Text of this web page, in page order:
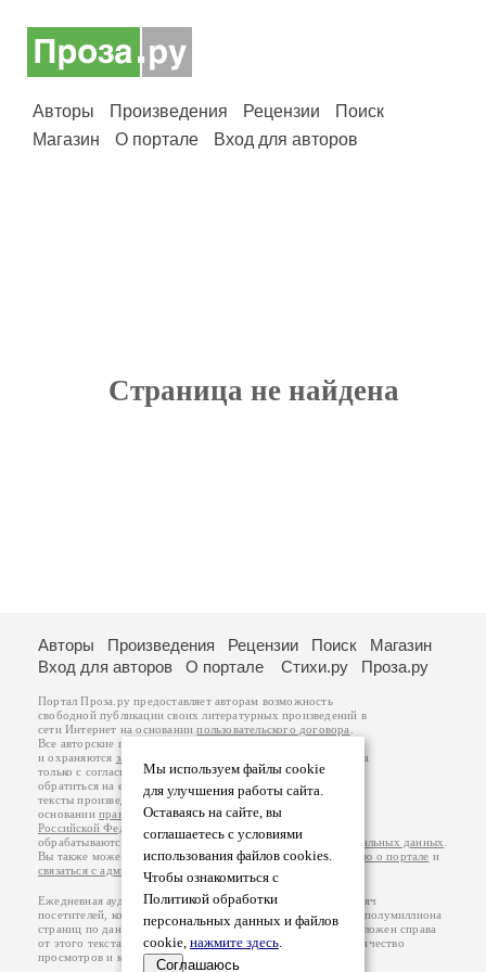
Авторы Произведения Рецензии
Поиск
Магазин
О портале Вход для авторов
Страница не найдена
Мы используем файлы cookie
для улучшения работы сайта.
Оставаясь на сайте, вы
соглашаетесь с условиями
использования файлов cookies.
Чтобы ознакомиться с
Политикой обработки
персональных данных и файлов
cookie, нажмите здесь.
Соглашаюсь
Авторы Произведения Рецензии Поиск
Магазин
Вход для авторов
О портале Стихи.ру Проза.ру
Портал Проза.ру предоставляет авторам возможность
свободной публикации своих литературных произведений в
сети Интернет на основаниипользовательского договора
Все авторские права на произведения принадлежат авторам
и охраняются законом
. Перепечатка произведений возможна
только с согласия его автора, к которому вы можете
обратиться на его авторской странице. Ответственность за
тексты произведений авторы несут самостоятельно на
основанииправил публикацииизаконодательства
Российской Федерации
обрабатываются на основанииПолитики обработки персональных данных
Вы также можете посмотреть более подробнуюинформацию о портале и
связаться с администрацией
Ежедневная аудитория портала Проза.ру – порядка 100 тысяч
посетителей, которые в общей сумме просматривают более полумиллиона
страниц по данным счетчика посещаемости, который расположен справа
от этого текста. В каждой графе указано по две цифры: количество
просмотров и количество посетителей.